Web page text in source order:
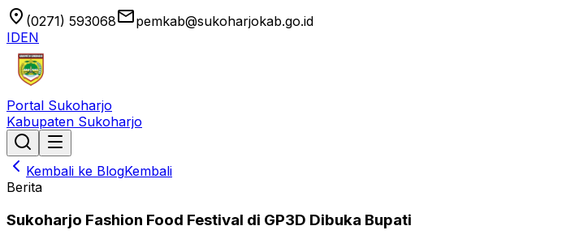
location_on (0271) 593068emailpemkab@sukoharjokab.go.id
IDEN
Portal Sukoharjo
Kabupaten Sukoharjo
Kembali ke BlogKembali
Berita
Sukoharjo Fashion Food Festival di GP3D Dibuka Bupati